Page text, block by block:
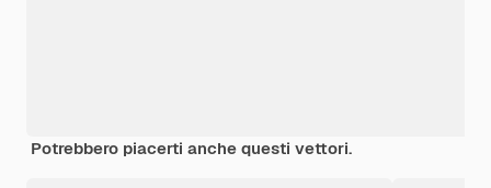
Potrebbero piacerti anche questi vettori.